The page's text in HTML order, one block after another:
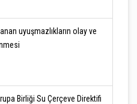
uyuşmazlıkların olay ve
Birliği Su Çerçeve Direktifi